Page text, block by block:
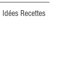
Idées Recettes